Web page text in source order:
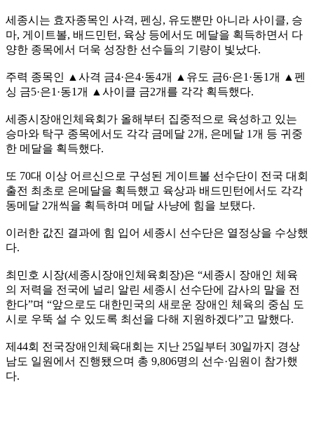
세종시는 효자종목인 사격, 펜싱, 유도뿐만 아니라 사이클, 승
마, 게이트볼, 배드민턴, 육상 등에서도 메달을 획득하면서 다
양한 종목에서 더욱 성장한 선수들의 기량이 빛났다.
주력 종목인 ▲사격 금4·은4·동4개 ▲유도 금6·은1·동1개 ▲펜
싱 금5·은1·동1개 ▲사이클 금2개를 각각 획득했다.
세종시장애인체육회가 올해부터 집중적으로 육성하고 있는
승마와 탁구 종목에서도 각각 금메달 2개, 은메달 1개 등 귀중
한 메달을 획득했다.
또 70대 이상 어르신으로 구성된 게이트볼 선수단이 전국 대회
출전 최초로 은메달을 획득했고 육상과 배드민턴에서도 각각
동메달 2개씩을 획득하며 메달 사냥에 힘을 보탰다.
이러한 값진 결과에 힘 입어 세종시 선수단은 열정상을 수상했
다.
최민호 시장(세종시장애인체육회장)은 “세종시 장애인 체육
의 저력을 전국에 널리 알린 세종시 선수단에 감사의 말을 전
한다”며 “앞으로도 대한민국의 새로운 장애인 체육의 중심 도
시로 우뚝 설 수 있도록 최선을 다해 지원하겠다”고 말했다.
제44회 전국장애인체육대회는 지난 25일부터 30일까지 경상
남도 일원에서 진행됐으며 총 9,806명의 선수·임원이 참가했
다.